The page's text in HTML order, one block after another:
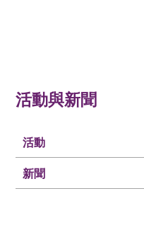
活動與新聞
活動
新聞